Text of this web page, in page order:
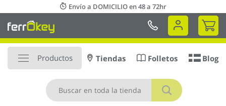
al
contenido
Envío a DOMICILIO en 48 a 72hr
Mi
Productos
Buscar
Tiendas Folletos Blog